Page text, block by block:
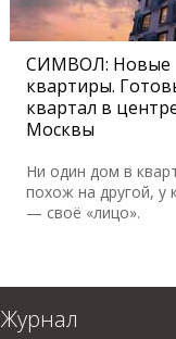
СИМВОЛ: Новые
квартиры.
квартал в
Москвы
Ни один дом в
похож на другой, у
— своё «лицо».
Журнал